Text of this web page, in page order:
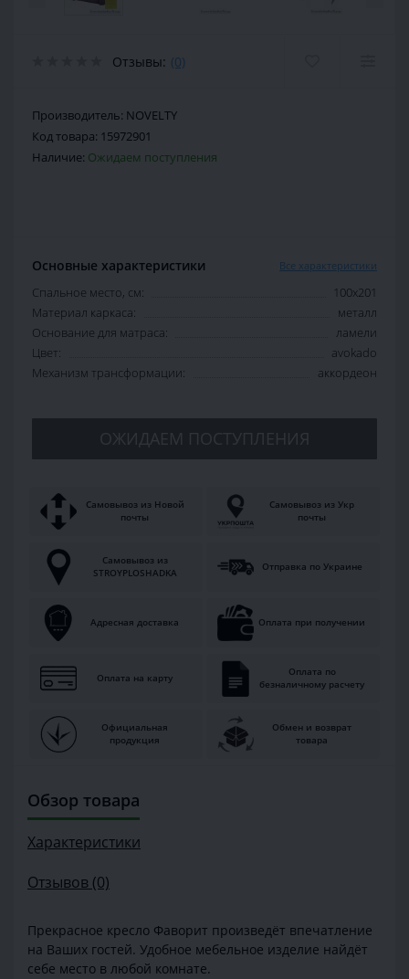
Отзывы: (0)
Производитель: NOVELTY
Код товара: 15972901
Наличие: Ожидаем поступления
Основные характеристики Все характеристики
Спальное место, см:
100х201
Материал каркаса:
металл
Основание для матраса:
ламели
Цвет:
avokado
Механизм трансформации:
аккордеон
ОЖИДАЕМ ПОСТУПЛЕНИЯ
Самовывоз из Новой
почты
Самовывоз из Укр
почты
Самовывоз из
STROYPLOSHADKA
Отправка по Украине
Адресная доставка Оплата при получении
Оплата на карту
Оплата по
безналичному расчету
Официальная
продукция
Обмен и возврат
товара
Обзор товара
Характеристики
Отзывов (0)
Прекрасное кресло Фаворит произведёт впечатление
на Ваших гостей. Удобное мебельное изделие найдёт
себе место в любой комнате.